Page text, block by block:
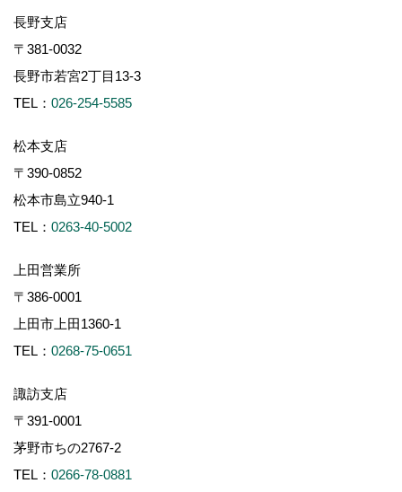
長野支店
〒381-0032
長野市若宮2丁目13-3
TEL： 026-254-5585
松本支店
〒390-0852
松本市島立940-1
TEL： 0263-40-5002
上田営業所
〒386-0001
上田市上田1360-1
TEL： 0268-75-0651
諏訪支店
〒391-0001
茅野市ちの2767-2
TEL： 0266-78-0881